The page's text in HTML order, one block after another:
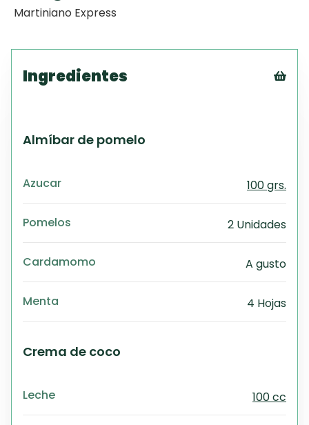
Martiniano Express
Ingredientes
Almíbar de pomelo
Azucar 100 grs.
Pomelos 2 Unidades
Cardamomo A gusto
Menta 4 Hojas
Crema de coco
Leche 100 cc